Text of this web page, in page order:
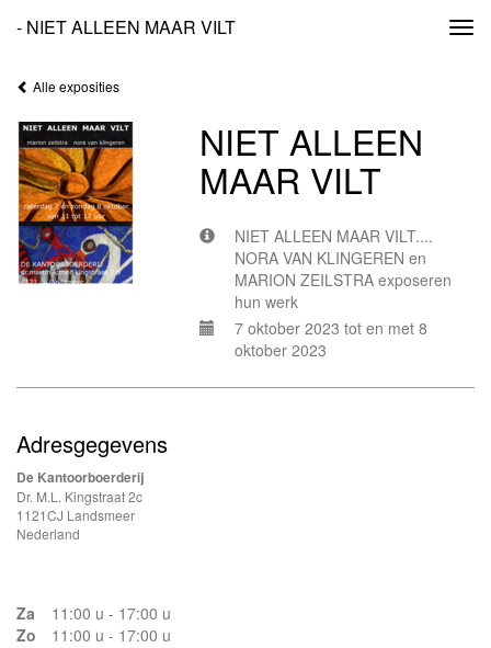
- NIET ALLEEN MAAR VILT
Alle exposities
NIET ALLEEN
MAAR VILT
NIET ALLEEN MAAR VILT....
NORA VAN KLINGEREN en
MARION ZEILSTRA exposeren
hun werk
7 oktober 2023 tot en met 8
oktober 2023
Adresgegevens
De Kantoorboerderij
Dr. M.L. Kingstraat 2c
1121CJ Landsmeer
Nederland
Za
11:00 u - 17:00 u
Zo
11:00 u - 17:00 u